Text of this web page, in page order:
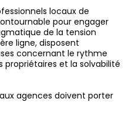
locaux de
pour engager
de la tension
ligne, disposent
concernant le rythme
propriétaires et la solvabilité
agences doivent porter